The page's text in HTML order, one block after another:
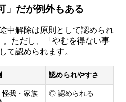
」だが例外もある
中解除は原則として認められ
。ただし、「やむを得ない事
て認められます。
認められやすさ
怪我・家族
◎ 認められる